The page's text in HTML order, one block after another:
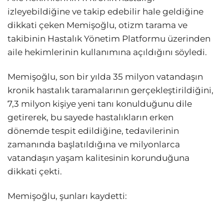
izleyebildiğine ve takip edebilir hale geldiğine
dikkati çeken Memişoğlu, otizm tarama ve
takibinin Hastalık Yönetim Platformu üzerinden
aile hekimlerinin kullanımına açıldığını söyledi.
Memişoğlu, son bir yılda 35 milyon vatandaşın
kronik hastalık taramalarının gerçekleştirildiğini,
7,3 milyon kişiye yeni tanı konulduğunu dile
getirerek, bu sayede hastalıkların erken
dönemde tespit edildiğine, tedavilerinin
zamanında başlatıldığına ve milyonlarca
vatandaşın yaşam kalitesinin korunduğuna
dikkati çekti.
Memişoğlu, şunları kaydetti: